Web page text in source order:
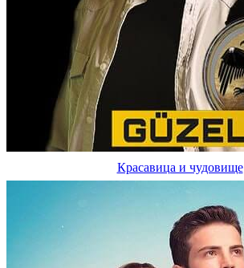
Красавица и чудовище